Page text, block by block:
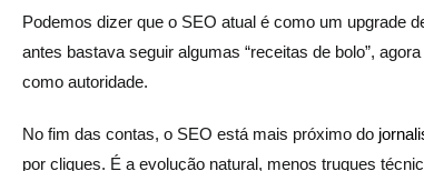
Podemos dizer que o SEO atual é como um upgrade
antes bastava seguir algumas “receitas de bolo”,
como autoridade.
No fim das contas, o SEO está mais próximo do
por cliques. É a evolução natural, menos truques